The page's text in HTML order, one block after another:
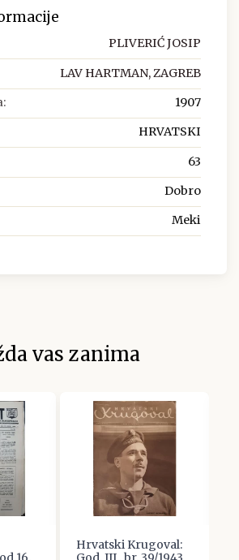
PLIVERIĆ JOSIP
LAV HARTMAN, ZAGREB
1907
HRVATSKI
63
Dobro
Meki
vas zanima
Hrvatski Krugoval: